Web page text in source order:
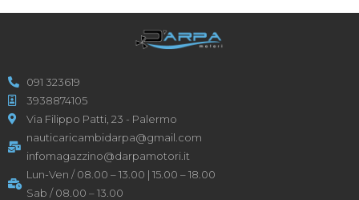
091 323619
3938874105
Via Filippo Patti, 23 - Palermo
nauticaricambidarpa@gmail.com
infomagazzino@darpamotori.it
Lun-Ven / 08.00 – 13.00 | 15.00 – 18.00
Sab / 08.00 – 13.00